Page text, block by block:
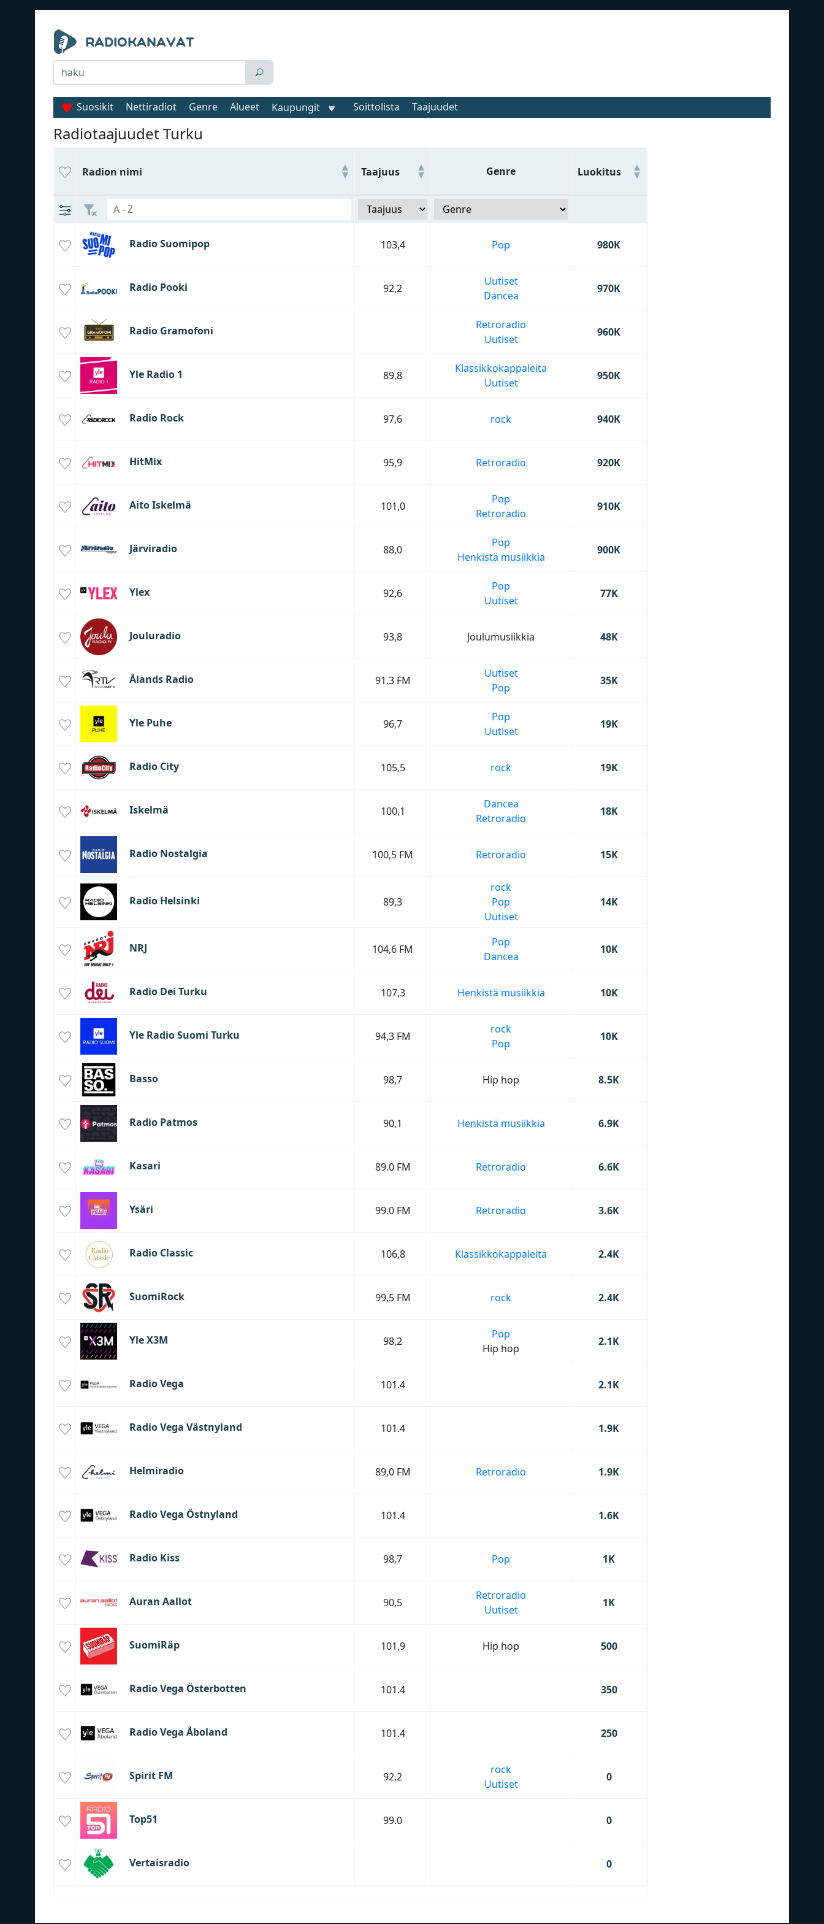
Suosikit Nettiradiot Genre Alueet Kaupungit Soittolista Taajuudet
Radiotaajuudet Turku
Radion nimi Taajuus Genre Luokitus
Radio Suomipop 103,4 Pop 980K
Radio Pooki 92,2
Uutiset
Dancea
970K
Radio Gramofoni
Retroradio
Uutiset
960K
Yle Radio 1 89,8
Klassikkokappaleita
Uutiset
950K
Radio Rock 97,6 rock 940K
HitMix 95,9 Retroradio 920K
Aito Iskelmä 101,0
Pop
Retroradio
910K
Järviradio 88,0
Pop
Henkistä musiikkia
900K
Ylex 92,6
Pop
Uutiset
77K
Jouluradio 93,8 Joulumusiikkia 48K
Ålands Radio 91.3 FM
Uutiset
Pop
35K
Yle Puhe 96,7
Pop
Uutiset
19K
Radio City 105,5 rock 19K
Iskelmä 100,1
Dancea
Retroradio
18K
Radio Nostalgia 100,5 FM Retroradio 15K
Radio Helsinki 89,3
rock
Pop
Uutiset
14K
NRJ 104,6 FM
Pop
Dancea
10K
Radio Dei Turku 107,3 Henkistä musiikkia 10K
Yle Radio Suomi Turku 94,3 FM
rock
Pop
10K
Basso 98,7 Hip hop 8.5K
Radio Patmos 90,1 Henkistä musiikkia 6.9K
Kasari 89.0 FM Retroradio 6.6K
Ysäri 99.0 FM Retroradio 3.6K
Radio Classic 106,8 Klassikkokappaleita 2.4K
SuomiRock 99,5 FM rock 2.4K
Yle X3M 98,2
Pop
Hip hop
2.1K
Radio Vega 101.4 2.1K
Radio Vega Västnyland 101.4 1.9K
Helmiradio 89,0 FM Retroradio 1.9K
Radio Vega Östnyland 101.4 1.6K
Radio Kiss 98,7 Pop 1K
Auran Aallot 90,5
Retroradio
Uutiset
1K
SuomiRäp 101,9 Hip hop 500
Radio Vega Österbotten 101.4 350
Radio Vega Åboland 101.4 250
Spirit FM 92,2
rock
Uutiset
0
Top51 99.0 0
Vertaisradio 0